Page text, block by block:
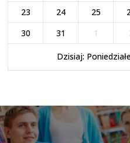
23
24 25
30
31 1
Dzisiaj: